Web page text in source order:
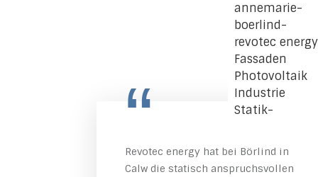
“
Revotec energy hat bei Börlind in
Calw die statisch anspruchsvollen